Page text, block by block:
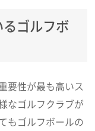
ゴルフボ
要性が最も高いス
なゴルフクラブが
もゴルフボールの